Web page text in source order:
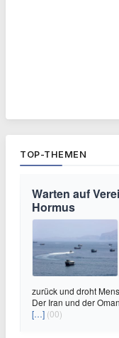
TOP-THEMEN
Warten auf
Hormus
zurück und droht
Der Iran und der
[…] (00)